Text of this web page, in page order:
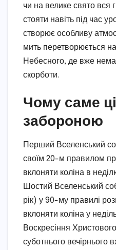
чи на велике свято вся
стояти навіть під час
створює особливу
мить перетворюється
Небесного, де вже
скорботи.
Чому саме
забороною
Перший Вселенський
своїм 20-м правилом
вклоняти коліна в
Шостий Вселенський
рік) у 90-му правилі
вклоняти коліна у
Воскресіння
суботнього вечірнього